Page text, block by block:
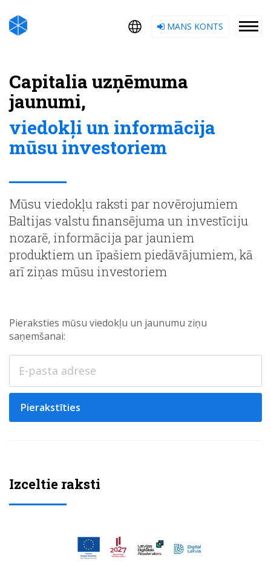
MANS KONTS
Capitalia uzņēmuma
jaunumi,
viedokļi un informācija
mūsu investoriem
Mūsu viedokļu raksti par novērojumiem
Baltijas valstu finansējuma un investīciju
nozarē, informācija par jauniem
produktiem un īpašiem piedāvājumiem, kā
arī ziņas mūsu investoriem
Pieraksties mūsu viedokļu un jaunumu ziņu
saņemšanai:
Pierakstīties
Izceltie raksti